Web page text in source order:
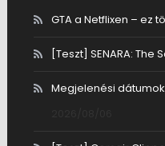
GTA a Netflixen – ez
[Teszt] SENARA: The
Megjelenési